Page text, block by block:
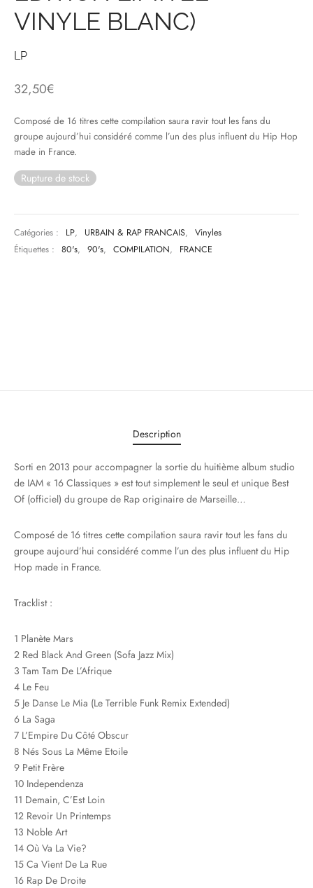
VINYLE BLANC)
LP
32,50€
Composé de 16 titres cette compilation saura ravir tout les fans du
groupe aujourd’hui considéré comme l’un des plus influent du Hip Hop
made in France.
Rupture de stock
Catégories : LP, URBAIN & RAP FRANCAIS,
Vinyles
Étiquettes :
80's, 90's, COMPILATION, FRANCE
Description
Sorti en 2013 pour accompagner la sortie du huitième album studio
de IAM « 16 Classiques » est tout simplement le seul et unique Best
Of (officiel) du groupe de Rap originaire de Marseille…
Composé de 16 titres cette compilation saura ravir tout les fans du
groupe aujourd’hui considéré comme l’un des plus influent du Hip
Hop made in France.
Tracklist :
1 Planète Mars
2 Red Black And Green (Sofa Jazz Mix)
3 Tam Tam De L’Afrique
4 Le Feu
5 Je Danse Le Mia (Le Terrible Funk Remix Extended)
6 La Saga
7 L’Empire Du Côté Obscur
8 Nés Sous La Même Etoile
9 Petit Frère
10 Independenza
11 Demain, C’Est Loin
12 Revoir Un Printemps
13 Noble Art
14 Où Va La Vie?
15 Ca Vient De La Rue
16 Rap De Droite
HIP-HOP
MUSIQUES IMPROVISEES
DU MONDE
CLASSIQUE
DAY 2025